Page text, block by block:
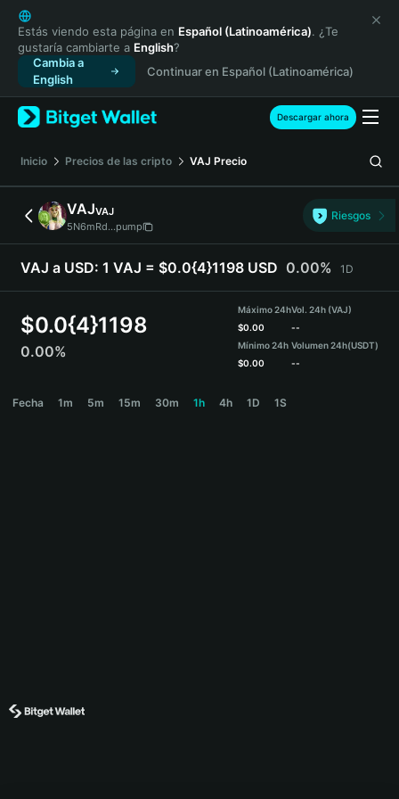
English
日本語
Tiếng Việt
Русский
Español (Latinoamérica)
Türkçe
Français
Deutsch
简体中文
繁體中文
Português (Portugal)
Bahasa Indonesia
ภาษาไทย
Español
Español (Argentina)
Estás viendo esta página en Español (Latinoamérica). ¿Te
gustaría cambiarte a English?
Cambia a
English
Continuar en Español (Latinoamérica)
Descargar ahora
Inicio Precios de las cripto VAJ Precio
VAJVAJ
5N6mRd...pump
Riesgos
VAJ a USD: 1 VAJ = $0.0{4}1198 USD 0.00% 1D
$0.0{4}1198
0.00%
Máximo 24h
$0.00
Mínimo 24h
$0.00
Vol. 24h (VAJ)
--
Volumen 24h(USDT)
--
Fecha 1m 5m 15m 30m 1h 4h 1D 1S